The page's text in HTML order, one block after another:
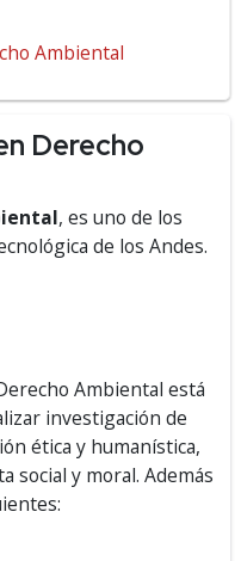
Ambiental
Derecho
, es uno de los
de los Andes.
Ambiental está
investigación de
ética y humanística,
social y moral. Además